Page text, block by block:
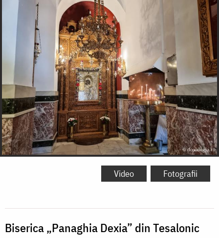
Video Fotografii
Biserica „Panaghia Dexia” din Tesalonic